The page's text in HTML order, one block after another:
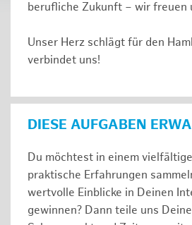
berufliche Zukunft – wir freuen
Unser Herz schlägt für den
verbindet uns!
DIESE AUFGABEN
Du möchtest in einem
praktische Erfahrungen
wertvolle Einblicke in Deinen
gewinnen? Dann teile uns